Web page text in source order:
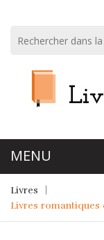
Livres
Livres